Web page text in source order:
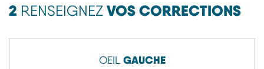
2 RENSEIGNEZ VOS CORRECTIONS
OEIL GAUCHE